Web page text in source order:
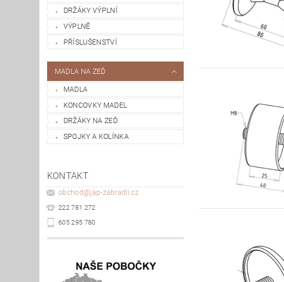
DRŽÁKY VÝPLNÍ
VÝPLNĚ
PŘÍSLUŠENSTVÍ
MADLA NA ZEĎ
MADLA
KONCOVKY MADEL
DRŽÁKY NA ZEĎ
SPOJKY A KOLÍNKA
KONTAKT
obchod@jap-zabradli.cz
222 781 272
605 295 780